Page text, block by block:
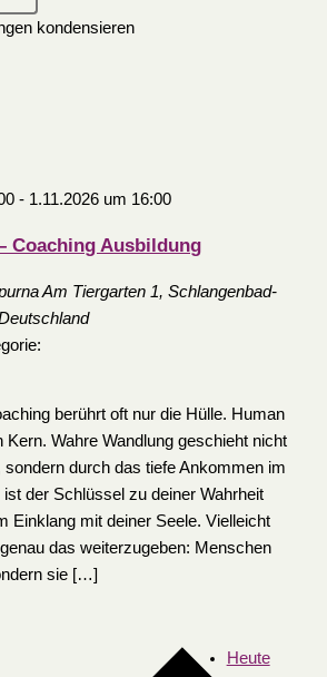
kondensieren
- 1.11.2026 um 16:00
Coaching Ausbildung
Am Tiergarten 1, Schlangenbad-
berührt oft nur die Hülle. Human
Kern. Wahre Wandlung geschieht nicht
durch das tiefe Ankommen im
der Schlüssel zu deiner Wahrheit
Einklang mit deiner Seele. Vielleicht
das weiterzugeben: Menschen
sie […]
Heute